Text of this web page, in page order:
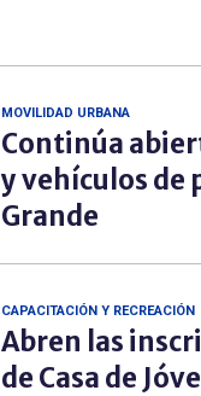
MOVILIDAD URBANA
Continúa
y vehículos de
Grande
CAPACITACIÓN Y RECREACIÓN
Abren las
de Casa de